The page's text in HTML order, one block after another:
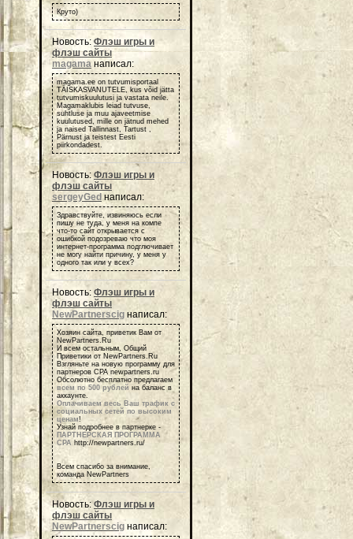
Круто)
Новость:Флэш игры и
флэш сайты
magama написал:
magama.ee on tutvumisportaal
TÄISKASVANUTELE, kus võid jätta
tutvumiskuulutusi ja vastata neile.
Magamaklubis leiad tutvuse,
suhtluse ja muu ajaveetmise
kuulutused, mille on jätnud mehed
ja naised Tallinnast, Tartust ,
Pärnust ja teistest Eesti
piirkondadest.
Новость: Флэш игры и
флэш сайты
sergeyGed написал:
Здравствуйте, извиняюсь если
пишу не туда, у меня на компе
что-то сайт открывается с
ошибкой подозреваю что моя
интернет-программа подглючивает
не могу найти причину, у меня у
одного так или у всех?
Новость: Флэш игры и
флэш сайты
NewPartnerscig написал:
Хозяин сайта, приветик Вам от
NewPartners.Ru
И всем остальным, Общий
Приветики от NewPartners.Ru
Взгляньте на новую программу для
партнеров СРА newpartners.ru
Обсолютно бесплатно предлагаем
всем по 500 рублей на баланс в
аккаунте.
Оплачиваем весь Ваш трафик с
социальных сетей по высоким
ценам!
Узнай подробнее в партнерке -
ПАРТНЕРСКАЯ ПРОГРАММА
СРА http://newpartners.ru/
Всем спасибо за внимание,
команда NewPartners
Новость:Флэш игры и
флэш сайты
NewPartnerscig написал: